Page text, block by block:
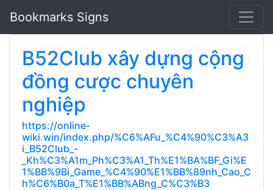
Bookmarks Signs
B52Club xây dựng cộng
đồng cược chuyên
nghiệp
https://online-
wiki.win/index.php/%C6%AFu_%C4%90%C3%A3
i_B52Club_-
_Kh%C3%A1m_Ph%C3%A1_Th%E1%BA%BF_Gi%E
1%BB%9Bi_Game_%C4%90%E1%BB%89nh_Cao_C
h%C6%B0a_T%E1%BB%ABng_C%C3%B3